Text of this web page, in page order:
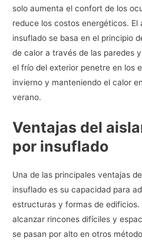
solo aumenta el confort de los
reduce los costos energéticos.
insuflado se basa en el principio
de calor a través de las paredes
el frío del exterior penetre en los
invierno y manteniendo el calor
verano.
Ventajas del
por insuflado
Una de las principales ventajas
insuflado es su capacidad para
estructuras y formas de
alcanzar rincones difíciles y
se pasan por alto en otros